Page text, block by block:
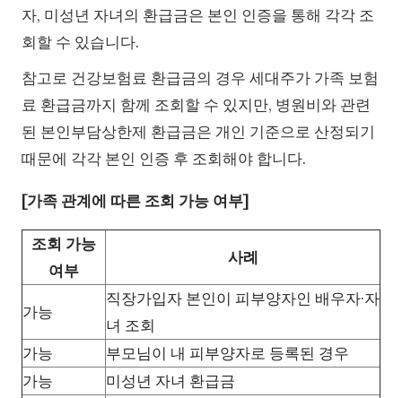
자, 미성년 자녀의 환급금은 본인 인증을 통해 각각 조
회할 수 있습니다.
참고로 건강보험료 환급금의 경우 세대주가 가족 보험
료 환급금까지 함께 조회할 수 있지만, 병원비와 관련
된 본인부담상한제 환급금은 개인 기준으로 산정되기
때문에 각각 본인 인증 후 조회해야 합니다.
[가족 관계에 따른 조회 가능 여부]
조회 가능
여부
사례
가능
직장가입자 본인이 피부양자인 배우자·자
녀 조회
가능
부모님이 내 피부양자로 등록된 경우
가능
미성년 자녀 환급금